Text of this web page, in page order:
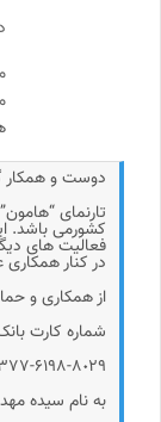
دوست و همکار
تارنمای
کشورمی باشد.
فعالیت های
در کنار
از همکاری و
شماره کارت
۶۱٠۴-۳۳۷۷-
به نام سیده